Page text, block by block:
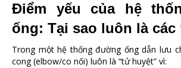
Điểm yếu của hệ
ống: Tại sao luôn là các
Trong một hệ thống đường ống dẫn lưu
cong (elbow/co nối) luôn là “tử huyệt” vì: